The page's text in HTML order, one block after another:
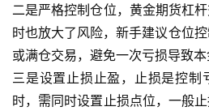
黄
金
期
货
二是严格控制仓位，黄金期货杠
时也放大了风险，新手建议仓位
或满仓交易，避免一次亏损导致本
三是设置止损止盈，止损是控制
时，需同时设置止损点位，一般